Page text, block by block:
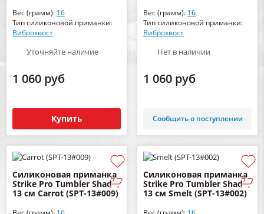
Вес (грамм): 16
Тип силиконовой приманки:
Виброхвост
Уточняйте наличие
1 060 руб
Купить
Вес (грамм): 16
Тип силиконовой приманки:
Виброхвост
Нет в наличии
1 060 руб
Сообщить о поступлении
Силиконовая приманка
Strike Pro Tumbler Shad
13 см Carrot (SPT-13#009)
Силиконовая приманка
Strike Pro Tumbler Shad
13 см Smelt (SPT-13#002)